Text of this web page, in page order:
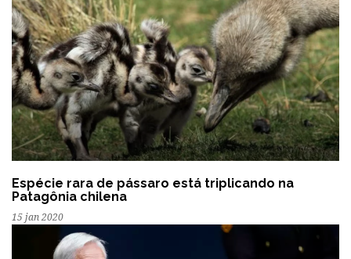
Espécie rara de pássaro está triplicando na
Patagônia chilena
15 jan 2020